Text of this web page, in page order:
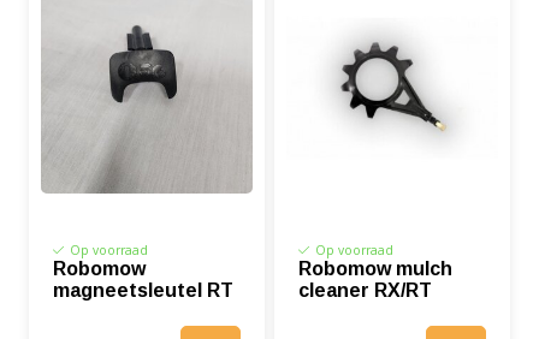
Op voorraad
Robomow
magneetsleutel RT
Op voorraad
Robomow mulch
cleaner RX/RT